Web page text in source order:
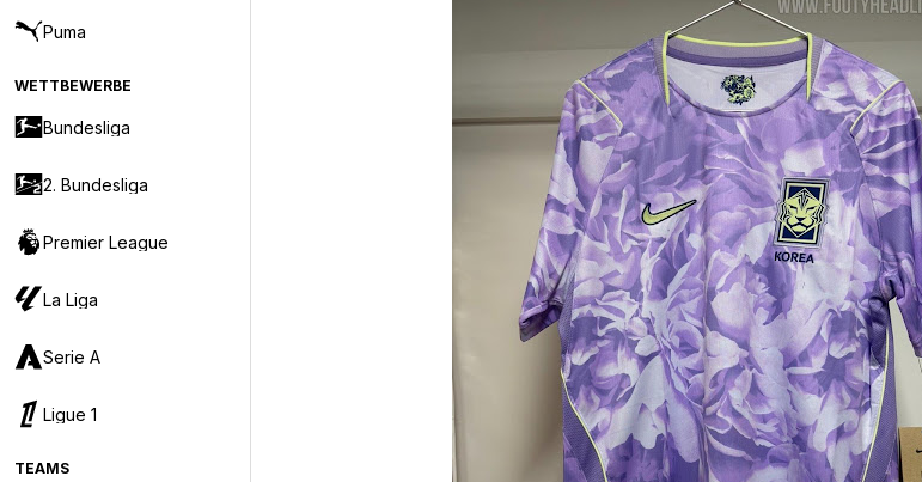
Puma
WETTBEWERBE
Bundesliga
2. Bundesliga
Premier League
La Liga
Serie A
Ligue 1
TEAMS